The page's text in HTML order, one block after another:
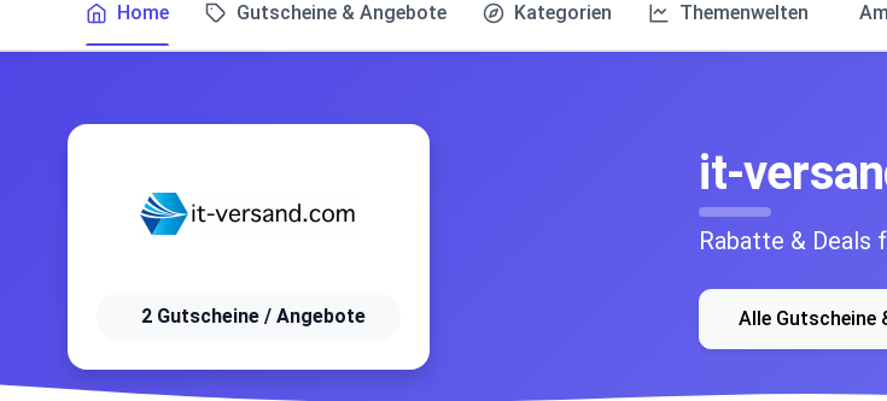
Home Gutscheine & Angebote Kategorien Themenwelten
2 Gutscheine / Angebote
it-
Rabatte & Deals
Alle Gutscheine